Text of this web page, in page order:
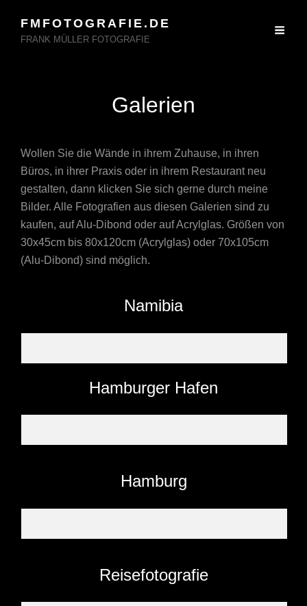
FMFOTOGRAFIE.DE
FRANK MÜLLER FOTOGRAFIE
Galerien
Wollen Sie die Wände in ihrem Zuhause, in ihren
Büros, in ihrer Praxis oder in ihrem Restaurant neu
gestalten, dann klicken Sie sich gerne durch meine
Bilder. Alle Fotografien aus diesen Galerien sind zu
kaufen, auf Alu-Dibond oder auf Acrylglas. Größen von
30x45cm bis 80x120cm (Acrylglas) oder 70x105cm
(Alu-Dibond) sind möglich.
Namibia
Hamburger Hafen
Hamburg
Reisefotografie